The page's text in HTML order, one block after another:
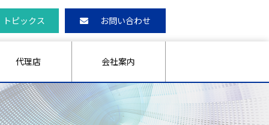
トピックス お問い合わせ
代理店 会社案内